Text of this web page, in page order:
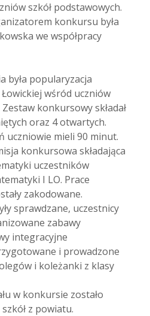
szkół podstawowych.
konkursu była
we współpracy
była popularyzacja
wśród uczniów
konkursowy składał
oraz 4 otwartych.
uczniowie mieli 90 minut.
konkursowa składająca
uczestników
I LO. Prace
zakodowane.
sprawdzane, uczestnicy
zabawy
integracyjne
i prowadzone
i koleżanki z klasy
w konkursie zostało
z powiatu.